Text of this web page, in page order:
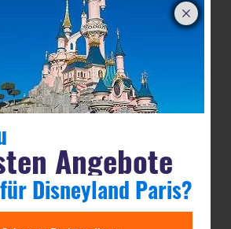
Angebote
für Disneyland Paris?